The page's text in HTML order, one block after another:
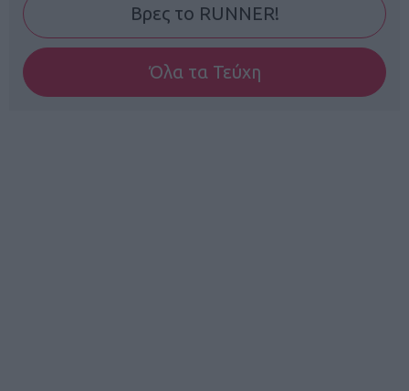
Βρες το RUNNER!
Όλα τα Τεύχη